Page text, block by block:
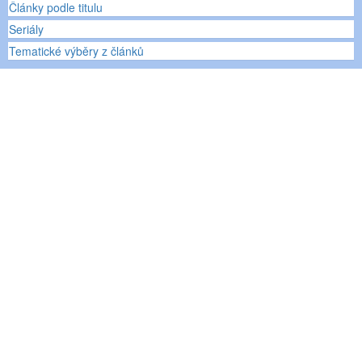
Články podle titulu
Seriály
Tematické výběry z článků